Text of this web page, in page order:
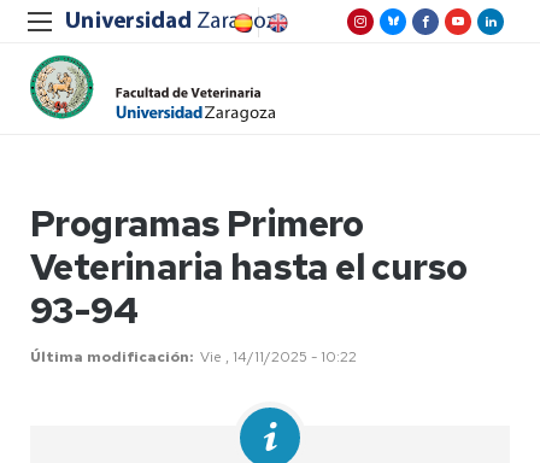
Programas Primero
Veterinaria hasta el curso
93-94
Última modificación Vie , 14/11/2025 - 10:22